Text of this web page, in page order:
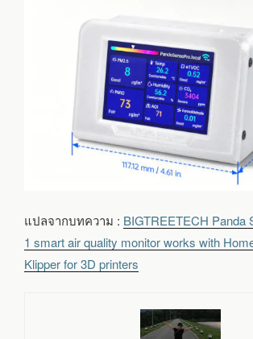
แปลจากบทความ : BIGTREETECH Panda
1 smart air quality monitor works with
Klipper for 3D printers